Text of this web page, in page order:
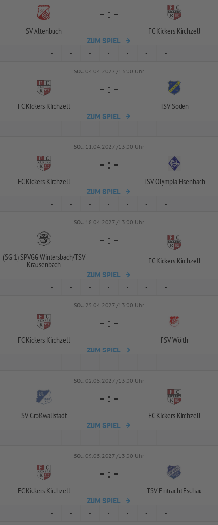
SV Altenbuch
- : -
FC Kickers Kirchzell
ZUM SPIEL
- - - - - - -
SO.. 04.04.2027 /13:00 Uhr
FC Kickers Kirchzell
- : -
TSV Soden
ZUM SPIEL
- - - - - - -
SO.. 11.04.2027 /13:00 Uhr
FC Kickers Kirchzell
- : -
TSV Olympia Eisenbach
ZUM SPIEL
- - - - - - -
SO.. 18.04.2027 /13:00 Uhr
(SG 1) SPVGG Wintersbach/TSV
Krausenbach
- : -
FC Kickers Kirchzell
ZUM SPIEL
- - - - - - -
SO.. 25.04.2027 /13:00 Uhr
FC Kickers Kirchzell
- : -
FSV Wörth
ZUM SPIEL
- - - - - - -
SO.. 02.05.2027 /13:00 Uhr
SV Großwallstadt
- : -
FC Kickers Kirchzell
ZUM SPIEL
- - - - - - -
SO.. 09.05.2027 /13:00 Uhr
FC Kickers Kirchzell
- : -
TSV Eintracht Eschau
ZUM SPIEL
- - - - - - -